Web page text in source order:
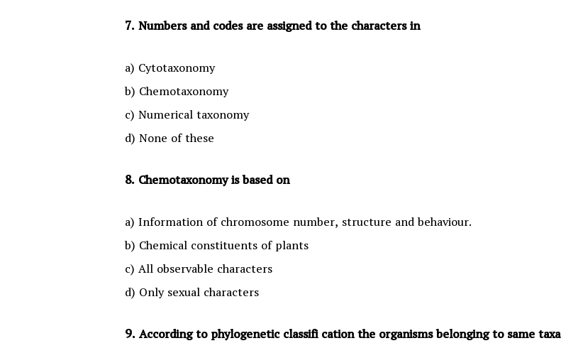
7. Numbers and codes are assigned to the characters in
a) Cytotaxonomy
b) Chemotaxonomy
c) Numerical taxonomy
d) None of these
8. Chemotaxonomy is based on
a) Information of chromosome number, structure and behaviour.
b) Chemical constituents of plants
c) All observable characters
d) Only sexual characters
9. According to phylogenetic classifi cation the organisms belonging to same taxa